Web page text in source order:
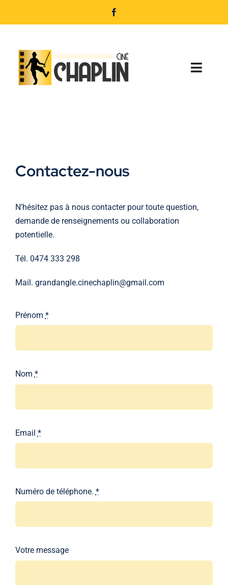
Réservation
Contactez-nous
N’hésitez pas à nous contacter pour toute question,
demande de renseignements ou collaboration
potentielle.
Tél. 0474 333 298
Mail. grandangle.cinechaplin@gmail.com
Prénom *
Nom *
Email *
Numéro de téléphone. *
Votre message